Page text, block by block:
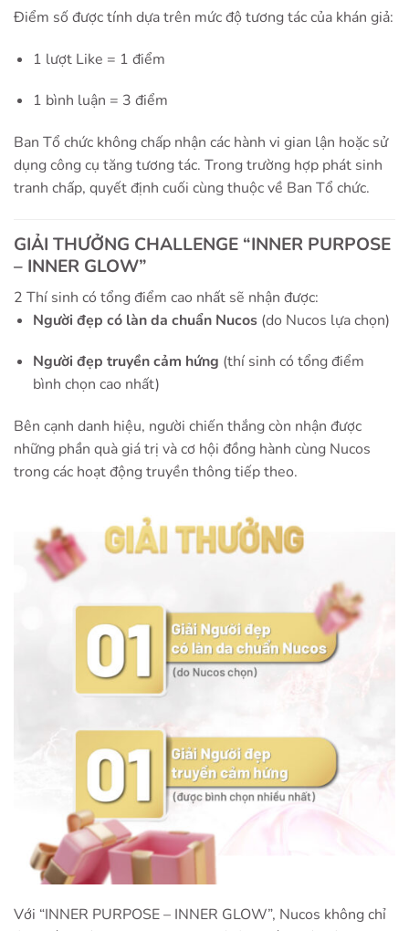
Điểm số được tính dựa trên mức độ tương tác của khán giả:
1 lượt Like = 1 điểm
1 bình luận = 3 điểm
Ban Tổ chức không chấp nhận các hành vi gian lận hoặc sử
dụng công cụ tăng tương tác. Trong trường hợp phát sinh
tranh chấp, quyết định cuối cùng thuộc về Ban Tổ chức.
GIẢI THƯỞNG CHALLENGE “INNER PURPOSE
– INNER GLOW”
2 Thí sinh có tổng điểm cao nhất sẽ nhận được:
Người đẹp có làn da chuẩn Nucos(do Nucos lựa chọn)
Người đẹp truyền cảm hứng (thí sinh có tổng điểm
bình chọn cao nhất)
Bên cạnh danh hiệu, người chiến thắng còn nhận được
những phần quà giá trị và cơ hội đồng hành cùng Nucos
trong các hoạt động truyền thông tiếp theo.
Với “INNER PURPOSE – INNER GLOW”, Nucos không chỉ